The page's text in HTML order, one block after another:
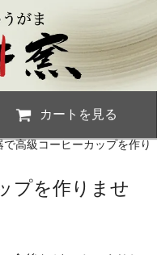
カートを見る
で高級コーヒーカップを作り
プを作りませ